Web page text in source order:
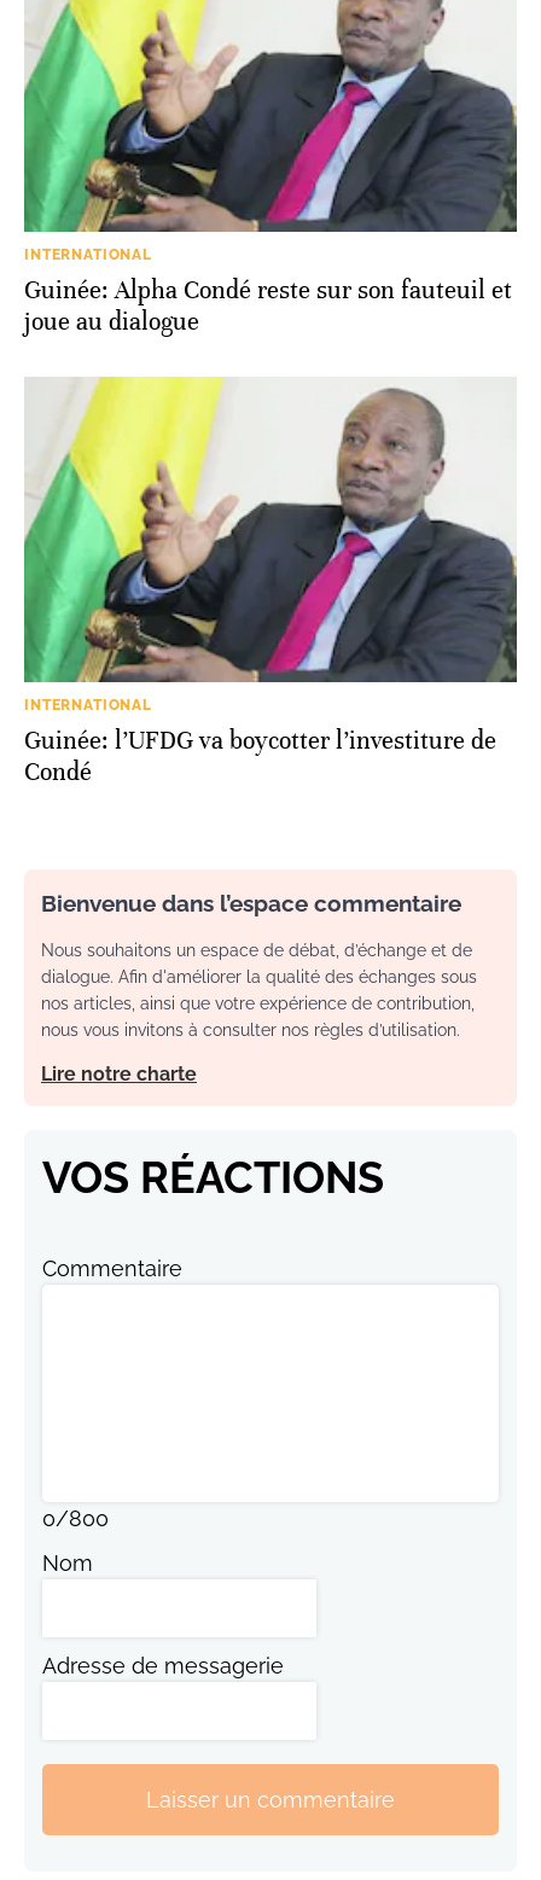
INTERNATIONAL
Guinée: Alpha Condé reste sur son fauteuil et
joue au dialogue
INTERNATIONAL
Guinée: l’UFDG va boycotter l’investiture de
Condé
Bienvenue dans l’espace commentaire
Nous souhaitons un espace de débat, d’échange et de
dialogue. Afin d'améliorer la qualité des échanges sous
nos articles, ainsi que votre expérience de contribution,
nous vous invitons à consulter nos règles d’utilisation.
Lire notre charte
VOS RÉACTIONS
Commentaire
0/800
Nom
Adresse de messagerie
Laisser un commentaire